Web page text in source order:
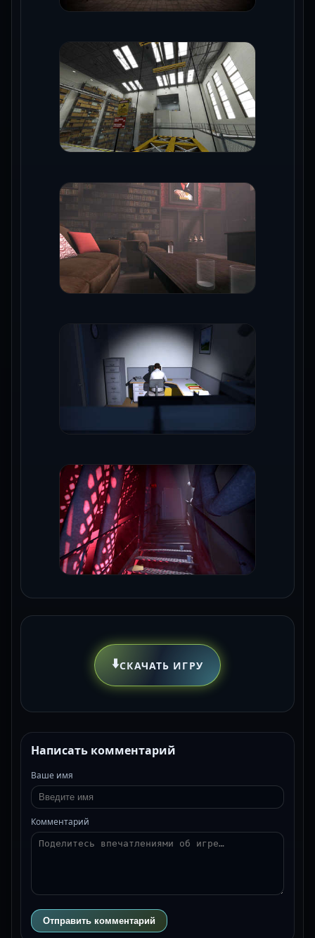
⬇️СКАЧАТЬ ИГРУ
Написать комментарий
Ваше имя
Комментарий
Отправить комментарий